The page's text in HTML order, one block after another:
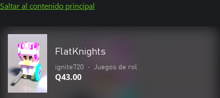
Saltar al contenido principal
FlatKnights
ignite720 • Juegos de rol
Q43.00